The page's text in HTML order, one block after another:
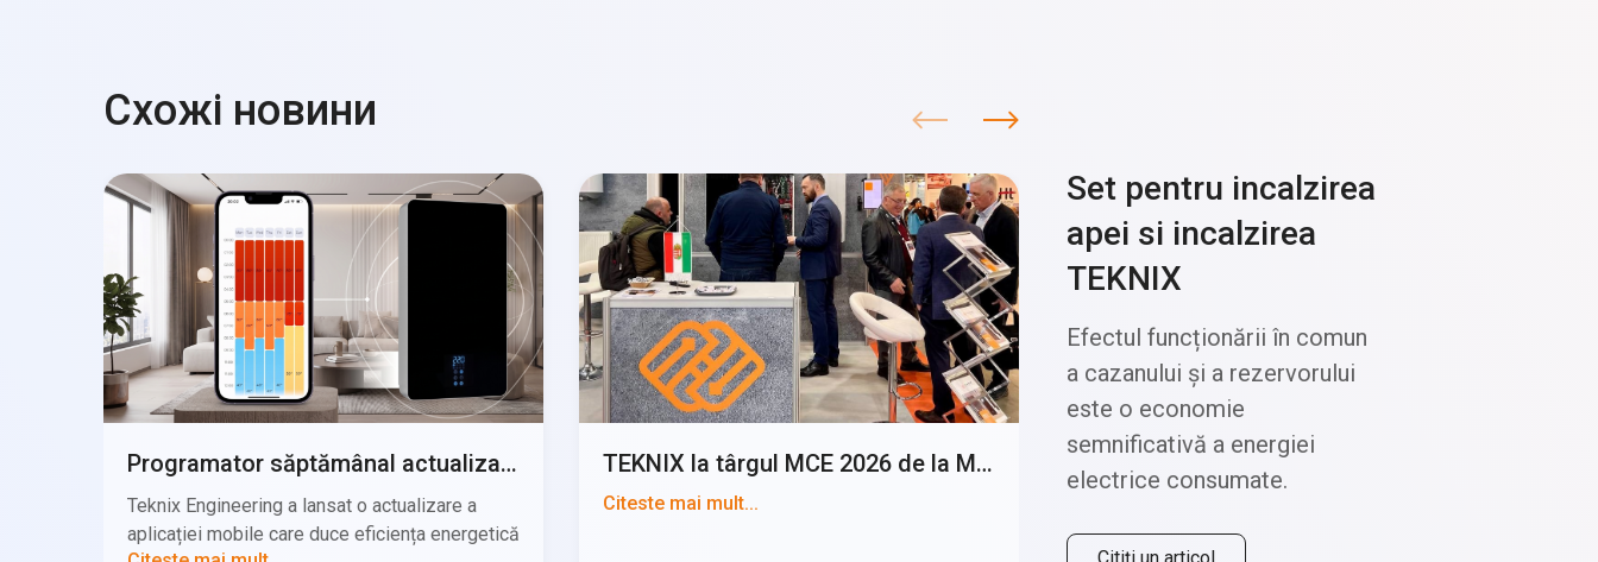
Схожі новини
Programator săptămânal actualizat în aplicația mobilă a centralei electrice TEKNIX
Teknix Engineering a lansat o actualizare a
aplicației mobile care duce eficiența energetică
TEKNIX la târgul MCE 2026 de la Milano
Citeste mai mult...
Set pentru incalzirea
apei si incalzirea
TEKNIX
Efectul funcționării în comun
a cazanului și a rezervorului
este o economie
semnificativă a energiei
electrice consumate.